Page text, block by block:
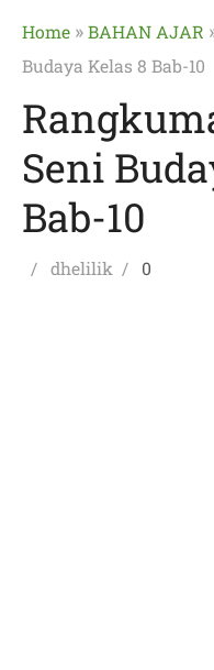
Home »BAHAN AJAR
Budaya Kelas 8 Bab-10
Seni
Bab-10
Posted
Author
dhelilik 0